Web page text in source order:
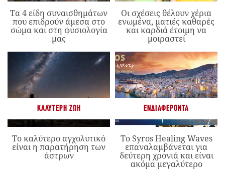
Τα 4 είδη συναισθημάτων
που επιδρούν άμεσα στο
σώμα και στη φυσιολογία
μας
Οι σχέσεις θέλουν χέρια
ενωμένα, ματιές καθαρές
και καρδιά έτοιμη να
μοιραστεί
ΚΑΛΎΤΕΡΗ ΖΩΉ
Το καλύτερο αγχολυτικό
είναι η παρατήρηση των
άστρων
ΕΝΔΙΑΦΈΡΟΝΤΑ
Το Syros Healing Waves
επαναλαμβάνεται για
δεύτερη χρονιά και είναι
ακόμα μεγαλύτερο